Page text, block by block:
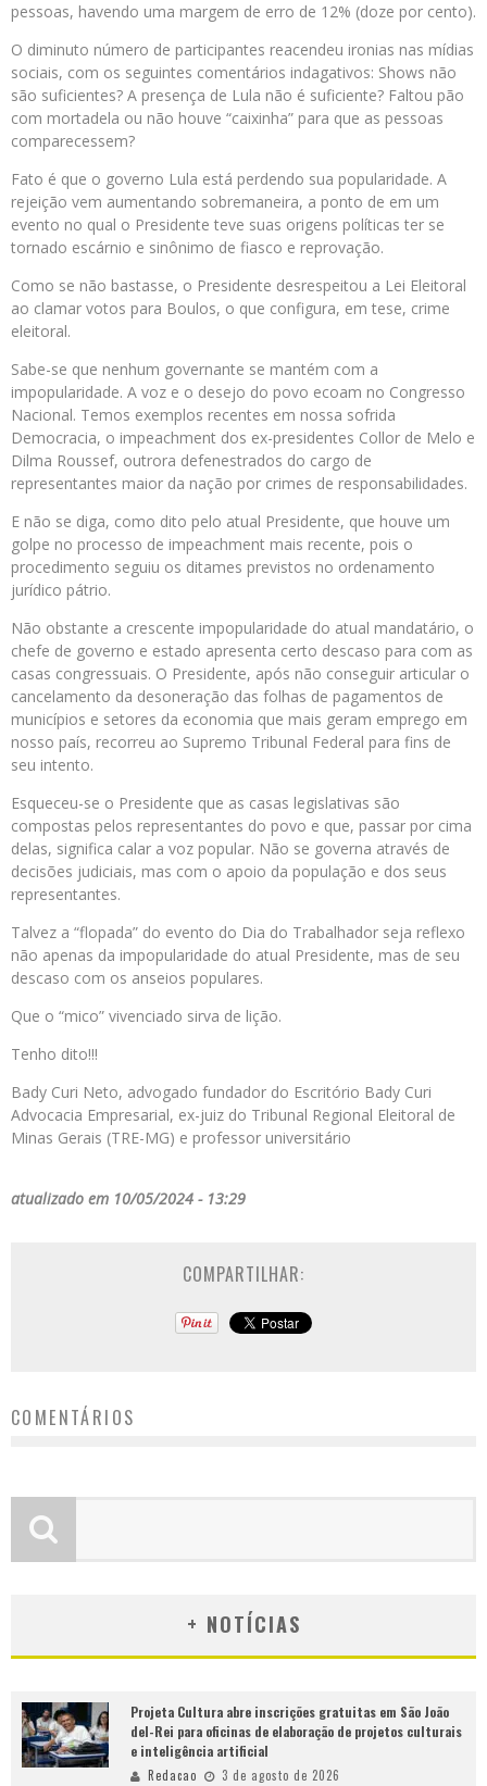
pessoas, havendo uma margem de erro de 12% (doze por cento).
O diminuto número de participantes reacendeu ironias nas mídias
sociais, com os seguintes comentários indagativos: Shows não
são suficientes? A presença de Lula não é suficiente? Faltou pão
com mortadela ou não houve “caixinha” para que as pessoas
comparecessem?
Fato é que o governo Lula está perdendo sua popularidade. A
rejeição vem aumentando sobremaneira, a ponto de em um
evento no qual o Presidente teve suas origens políticas ter se
tornado escárnio e sinônimo de fiasco e reprovação.
Como se não bastasse, o Presidente desrespeitou a Lei Eleitoral
ao clamar votos para Boulos, o que configura, em tese, crime
eleitoral.
Sabe-se que nenhum governante se mantém com a
impopularidade. A voz e o desejo do povo ecoam no Congresso
Nacional. Temos exemplos recentes em nossa sofrida
Democracia, o impeachment dos ex-presidentes Collor de Melo e
Dilma Roussef, outrora defenestrados do cargo de
representantes maior da nação por crimes de responsabilidades.
E não se diga, como dito pelo atual Presidente, que houve um
golpe no processo de impeachment mais recente, pois o
procedimento seguiu os ditames previstos no ordenamento
jurídico pátrio.
Não obstante a crescente impopularidade do atual mandatário, o
chefe de governo e estado apresenta certo descaso para com as
casas congressuais. O Presidente, após não conseguir articular o
cancelamento da desoneração das folhas de pagamentos de
municípios e setores da economia que mais geram emprego em
nosso país, recorreu ao Supremo Tribunal Federal para fins de
seu intento.
Esqueceu-se o Presidente que as casas legislativas são
compostas pelos representantes do povo e que, passar por cima
delas, significa calar a voz popular. Não se governa através de
decisões judiciais, mas com o apoio da população e dos seus
representantes.
Talvez a “flopada” do evento do Dia do Trabalhador seja reflexo
não apenas da impopularidade do atual Presidente, mas de seu
descaso com os anseios populares.
Que o “mico” vivenciado sirva de lição.
Tenho dito!!!
Bady Curi Neto, advogado fundador do Escritório Bady Curi
Advocacia Empresarial, ex-juiz do Tribunal Regional Eleitoral de
Minas Gerais (TRE-MG) e professor universitário
atualizado em 10/05/2024 - 13:29
COMPARTILHAR:
COMENTÁRIOS
+ NOTÍCIAS
Projeta Cultura abre inscrições gratuitas em São João
del-Rei para oficinas de elaboração de projetos culturais
e inteligência artificial
Redacao 3 de agosto de 2026